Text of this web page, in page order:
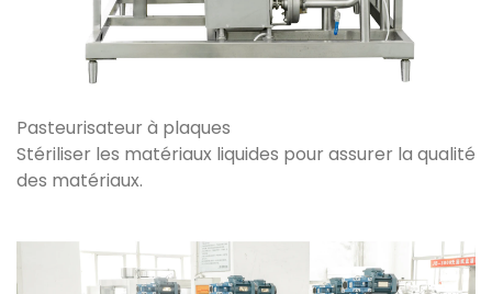
Pasteurisateur à plaques
Stériliser les matériaux liquides pour assurer la qualité
des matériaux.